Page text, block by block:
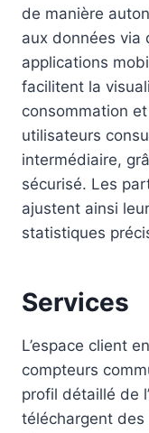
de manière
aux données via
applications
facilitent la
consommation
utilisateurs
intermédiaire,
sécurisé. Les
ajustent ainsi
statistiques
Services
L’espace client
compteurs
profil détaillé de
téléchargent